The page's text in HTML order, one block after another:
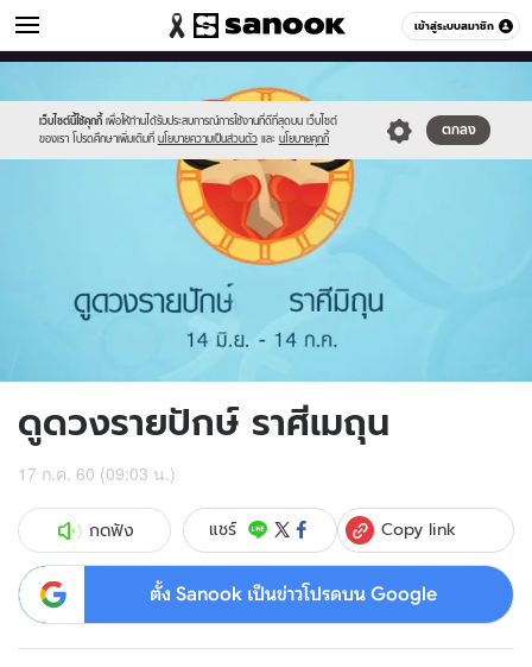
เข้าสู่ระบบสมาชิก
ดูดวง หมวดอื่นๆ
เว็บไซต์นี้ใช้คุกกี้ เพื่อให้ท่านได้รับประสบการณ์การใช้งานที่ดีที่สุดบน เว็บไซต์
ของเรา โปรดศึกษาเพิ่มเติมที่ นโยบายความเป็นส่วนตัว และ นโยบายคุกกี้
ตกลง
new-
sanook.png
ดูดวงรายปักษ์ ราศีเมถุน
17 ก.ค. 60 (09:03 น.)
กดฟัง แชร์ Copy link
ตั้ง Sanook เป็นข่าวโปรดบน Google